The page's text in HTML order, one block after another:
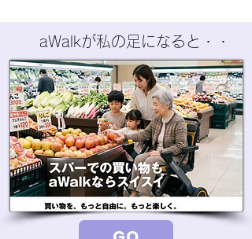
aWalkが私の足になると・・